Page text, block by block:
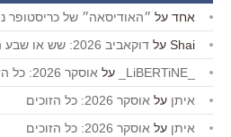
אחד על ״האודיסאה״ של כריסטופר
Shai על דוקאביב 2026: שש או שבע המלצות
על אוסקר 2026: כל הזוכים
איתן על אוסקר 2026: כל הזוכים
איתן על אוסקר 2026: כל הזוכים